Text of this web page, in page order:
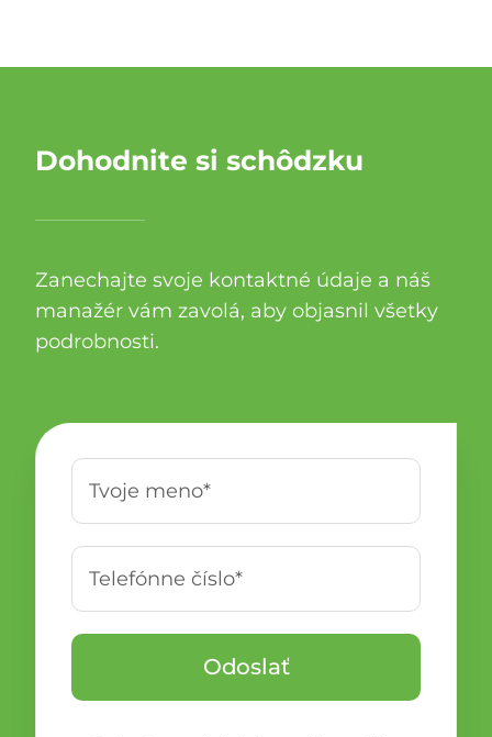
Dohodnite si schôdzku
Zanechajte svoje kontaktné údaje a náš
manažér vám zavolá, aby objasnil všetky
podrobnosti.